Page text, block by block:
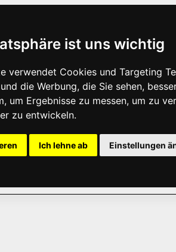
ist uns wichtig
verwendet Cookies und Targeting
die Werbung, die Sie sehen,
um Ergebnisse zu messen, um zu
zu entwickeln.
Ich lehne ab Einstellungen